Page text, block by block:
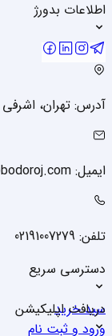
اطلاعات بدورژ
آدرس: تهران،
ایمیل: info@bodoroj.com
تلفن: 02191007279
دسترسی سریع
سبد خرید
ورود و ثبت نام
دریافت اپلیکیشن